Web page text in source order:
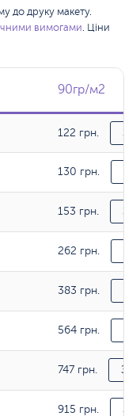
до друку макету.
вимогами. Ціни
90гр/м2
90гр/м2
122 грн.
130 грн.
153 грн.
262 грн.
383 грн.
564 грн.
747 грн.
915 грн.